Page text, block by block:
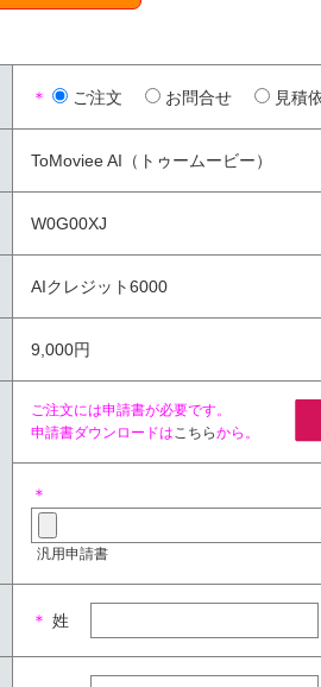
＊ ご注文 お問合せ 見積
ToMoviee AI（トゥームービー）
W0G00XJ
AIクレジット6000
9,000円
ご注文には申請書が必要です。
申請書ダウンロードはこちらから。
＊
汎用申請書
＊ 姓